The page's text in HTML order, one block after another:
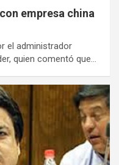
empresa china
el administrador
quien comentó que…